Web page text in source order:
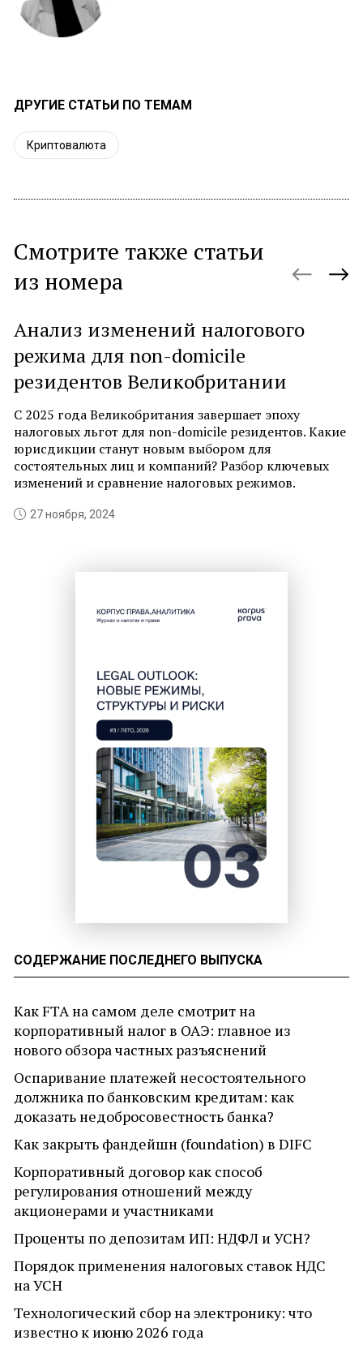
ДРУГИЕ СТАТЬИ ПО ТЕМАМ
СОДЕРЖАНИЕ ПОСЛЕДНЕГО ВЫПУСКА
Как FTA на самом деле смотрит на
корпоративный налог в ОАЭ: главное из
нового обзора частных разъяснений
Оспаривание платежей несостоятельного
должника по банковским кредитам: как
доказать недобросовестность банка?
Как закрыть фандейшн (foundation) в DIFC
Корпоративный договор как способ
регулирования отношений между
акционерами и участниками
Проценты по депозитам ИП: НДФЛ и УСН?
Порядок применения налоговых ставок НДС
на УСН
Технологический сбор на электронику: что
известно к июню 2026 года
Криптовалюта
Смотрите также статьи
из номера
Анализ изменений налогового
режима для non-domicile
резидентов Великобритании
С 2025 года Великобритания завершает эпоху
налоговых льгот для non-domicile резидентов. Какие
юрисдикции станут новым выбором для
состоятельных лиц и компаний? Разбор ключевых
изменений и сравнение налоговых режимов.
27 ноября, 2024